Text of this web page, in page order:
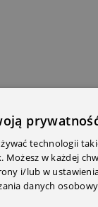
PRZECZYTAJ
technologii
Możesz w każdej
i/lub w
danych